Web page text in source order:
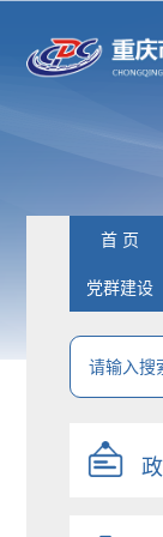
首 页
党群建设